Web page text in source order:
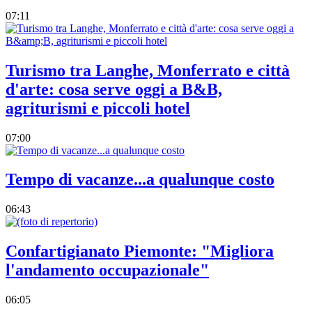
07:11
Turismo tra Langhe, Monferrato e città
d'arte: cosa serve oggi a B&B,
agriturismi e piccoli hotel
07:00
Tempo di vacanze...a qualunque costo
06:43
Confartigianato Piemonte: "Migliora
l'andamento occupazionale"
06:05